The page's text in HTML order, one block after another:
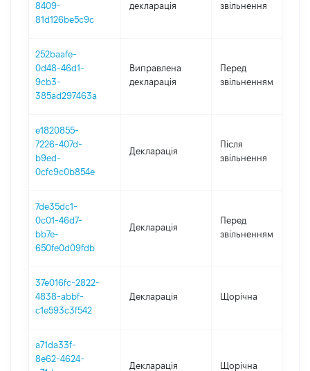
8409-
81d126be5c9c
декларація
звільнення
252baafe-
0d48-46d1-
9cb3-
385ad297463a
Виправлена
декларація
Перед
звільненням
e1820855-
7226-407d-
b9ed-
0cfc9c0b854e
Декларація
Після
звільнення
7de35dc1-
0c01-46d7-
bb7e-
650fe0d09fdb
Декларація
Перед
звільненням
37e016fc-2822-
4838-abbf-
c1e593c3f542
Декларація Щорічна
a71da33f-
8e62-4624-
Декларація Щорічна